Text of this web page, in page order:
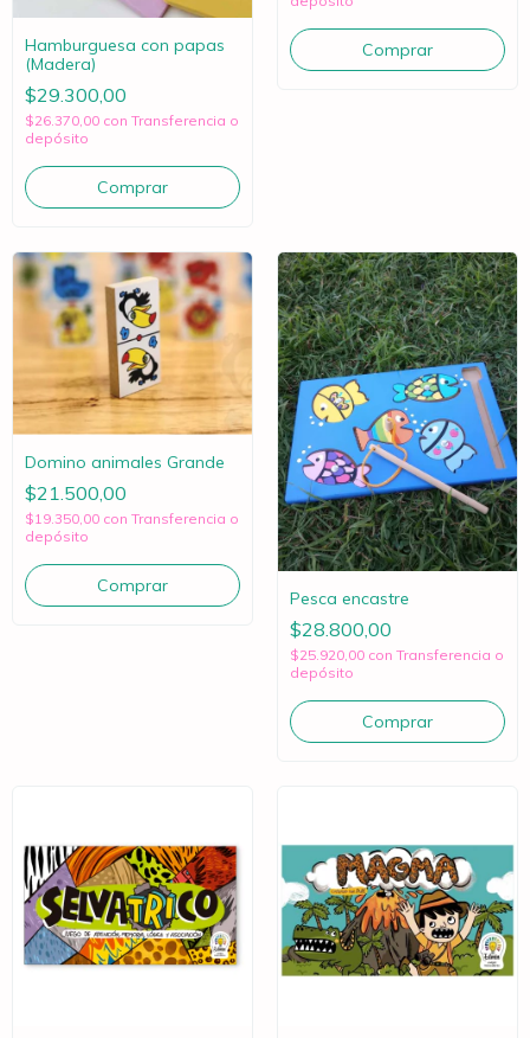
Hamburguesa con papas
(Madera)
$29.300,00
$26.370,00 con Transferencia o
depósito
Domino animales Grande
$21.500,00
$19.350,00 con Transferencia o
depósito
Pesca encastre
$28.800,00
$25.920,00 con Transferencia o
depósito